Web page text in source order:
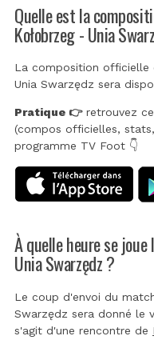
Quelle est la
Kołobrzeg - Unia
La composition officielle
Unia Swarzędz sera
Pratique 👉retrouvez
(compos officielles,
programme TV Foot 👇
À quelle heure se
Unia Swarzędz ?
Le coup d'envoi du
Swarzędz sera donné le
s'agit d'une rencontre de